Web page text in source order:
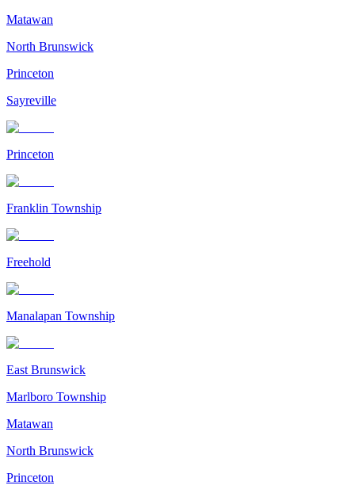
Matawan
North Brunswick
Princeton
Sayreville
Princeton
Franklin Township
Freehold
Manalapan Township
East Brunswick
Marlboro Township
Matawan
North Brunswick
Princeton